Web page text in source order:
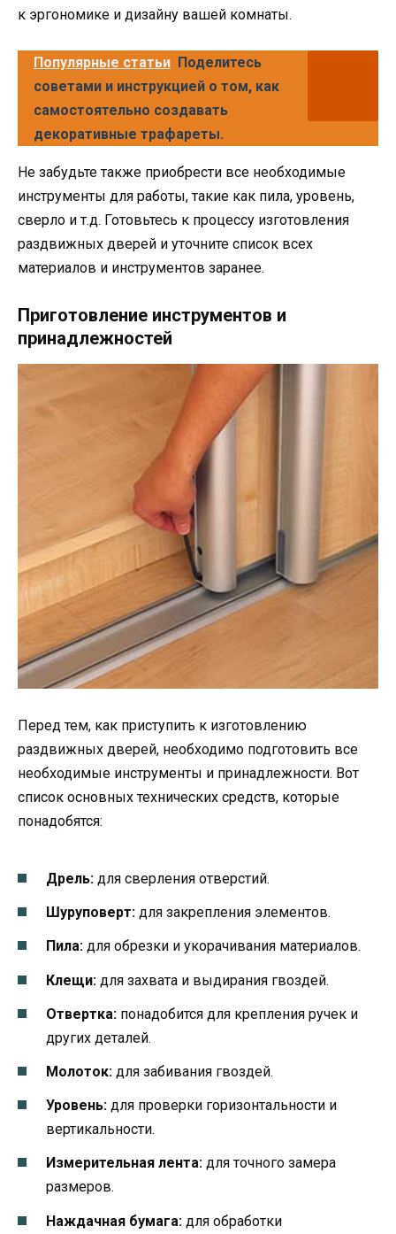
к эргономике и дизайну вашей комнаты.
Популярные статьи Поделитесь
советами и инструкцией о том, как
самостоятельно создавать
декоративные трафареты.
Не забудьте также приобрести все необходимые
инструменты для работы, такие как пила, уровень,
сверло и т.д. Готовьтесь к процессу изготовления
раздвижных дверей и уточните список всех
материалов и инструментов заранее.
Приготовление инструментов и
принадлежностей
Перед тем, как приступить к изготовлению
раздвижных дверей, необходимо подготовить все
необходимые инструменты и принадлежности. Вот
список основных технических средств, которые
понадобятся:
Дрель: для сверления отверстий.
Шуруповерт: для закрепления элементов.
Пила: для обрезки и укорачивания материалов.
Клещи: для захвата и выдирания гвоздей.
Отвертка: понадобится для крепления ручек и
других деталей.
Молоток: для забивания гвоздей.
Уровень: для проверки горизонтальности и
вертикальности.
Измерительная лента: для точного замера
размеров.
Наждачная бумага: для обработки